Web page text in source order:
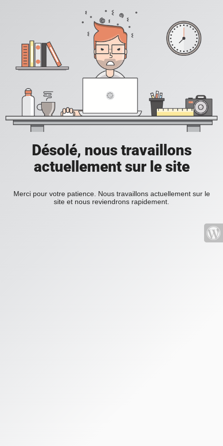
Désolé, nous travaillons
actuellement sur le site
Merci pour votre patience. Nous travaillons actuellement sur le
site et nous reviendrons rapidement.